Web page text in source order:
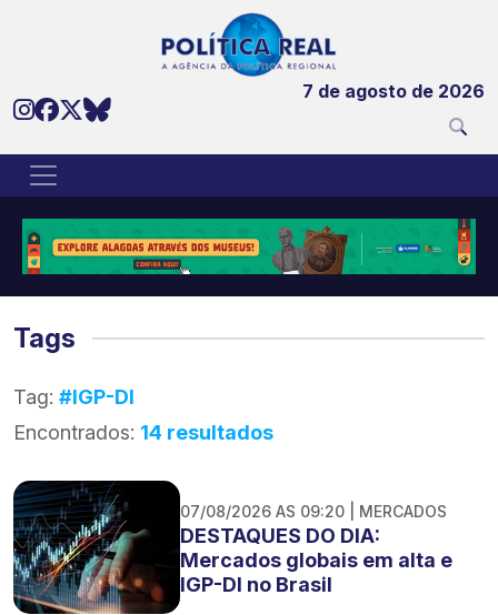
7 de agosto de 2026
Tags
Tag: #IGP-DI
Encontrados: 14 resultados
07/08/2026 AS 09:20 | MERCADOS
DESTAQUES DO DIA:
Mercados globais em alta e
IGP-DI no Brasil